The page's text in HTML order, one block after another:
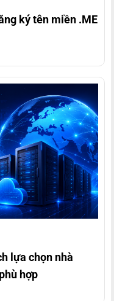
ký tên miền .ME
lựa chọn nhà
hợp